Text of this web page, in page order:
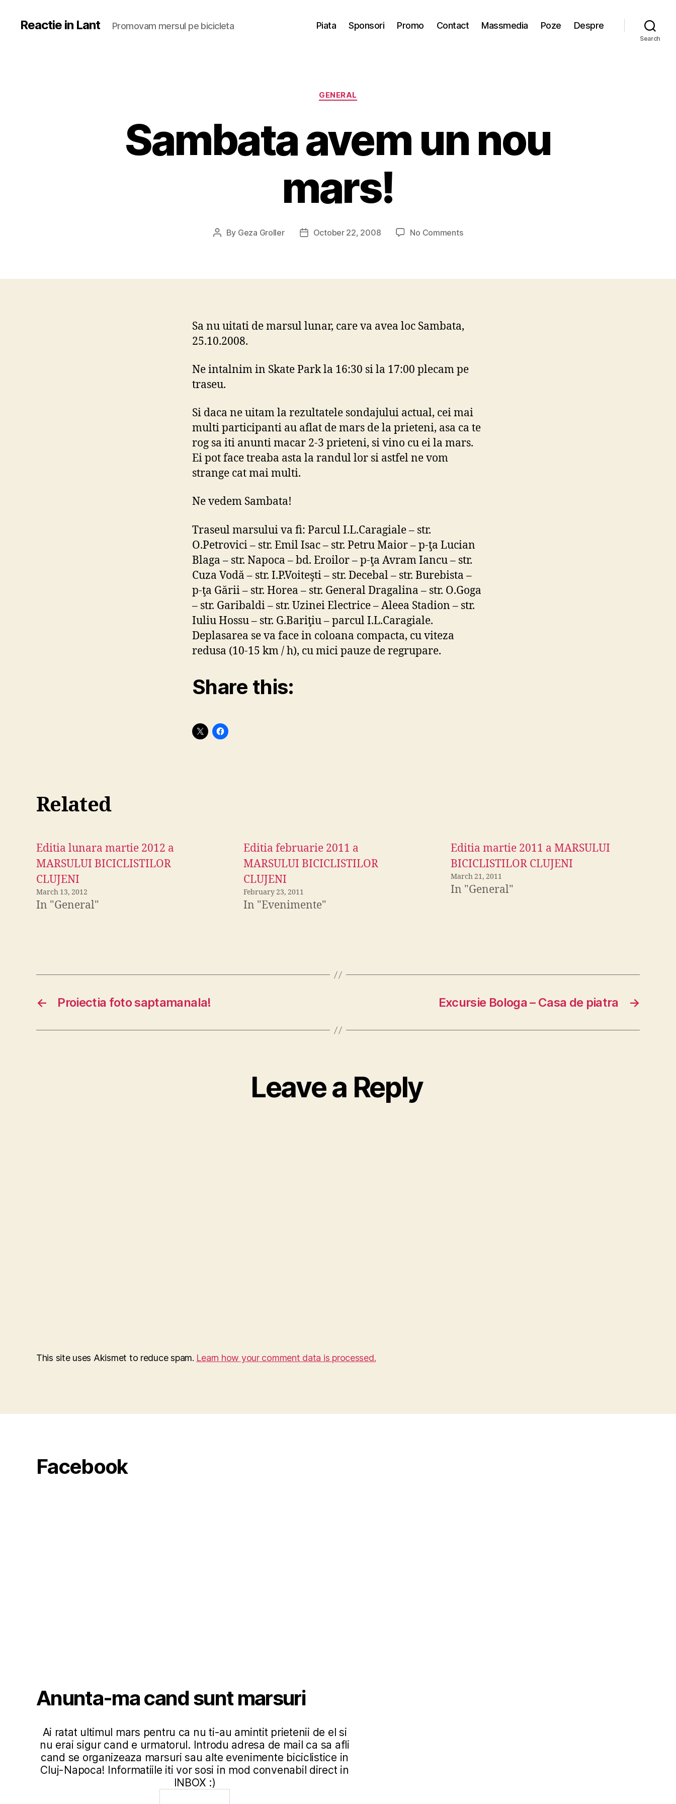
Reactie in Lant Promovam mersul pe bicicleta Piata Sponsori Promo Contact Massmedia Poze Despre
Search
Categories
GENERAL
Sambata avem un nou
mars!
Post
By Geza Groller
PostOctober 22, 2008 No Commentson
nou
Sa nu uitati de marsul lunar, care va avea loc Sambata,
25.10.2008.
Ne intalnim in Skate Park la 16:30 si la 17:00 plecam pe
traseu.
Si daca ne uitam la rezultatele sondajului actual, cei mai
multi participanti au aflat de mars de la prieteni, asa ca te
rog sa iti anunti macar 2-3 prieteni, si vino cu ei la mars.
Ei pot face treaba asta la randul lor si astfel ne vom
strange cat mai multi.
Ne vedem Sambata!
Traseul marsului va fi: Parcul I.L.Caragiale – str.
O.Petrovici – str. Emil Isac – str. Petru Maior – p-ţa Lucian
Blaga – str. Napoca – bd. Eroilor – p-ţa Avram Iancu – str.
Cuza Vodă – str. I.P.Voiteşti – str. Decebal – str. Burebista –
p-ţa Gării – str. Horea – str. General Dragalina – str. O.Goga
– str. Garibaldi – str. Uzinei Electrice – Aleea Stadion – str.
Iuliu Hossu – str. G.Bariţiu – parcul I.L.Caragiale.
Deplasarea se va face in coloana compacta, cu viteza
redusa (10-15 km / h), cu mici pauze de regrupare.
Share this:
Related
Editia lunara martie 2012 a
MARSULUI BICICLISTILOR
CLUJENI
March 13, 2012
In "General"
Editia februarie 2011 a
MARSULUI BICICLISTILOR
CLUJENI
February 23, 2011
In "Evenimente"
Editia martie 2011 a MARSULUI
BICICLISTILOR CLUJENI
March 21, 2011
In "General"
← Proiectia foto saptamanala! →
Excursie Bologa – Casa de piatra
Leave a Reply
This site uses Akismet to reduce spam. Learn how your comment data is processed.
Facebook
Anunta-ma cand sunt marsuri
Ai ratat ultimul mars pentru ca nu ti-au amintit prietenii de el si
nu erai sigur cand e urmatorul. Introdu adresa de mail ca sa afli
cand se organizeaza marsuri sau alte evenimente biciclistice in
Cluj-Napoca! Informatiile iti vor sosi in mod convenabil direct in
INBOX :)